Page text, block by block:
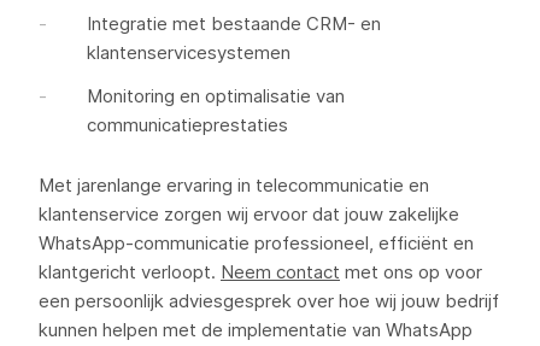
Integratie met bestaande CRM- en
klantenservicesystemen
Monitoring en optimalisatie van
communicatieprestaties
Met jarenlange ervaring in telecommunicatie en
klantenservice zorgen wij ervoor dat jouw zakelijke
WhatsApp-communicatie professioneel, efficiënt en
klantgericht verloopt. Neem contact met ons op voor
een persoonlijk adviesgesprek over hoe wij jouw bedrijf
kunnen helpen met de implementatie van WhatsApp